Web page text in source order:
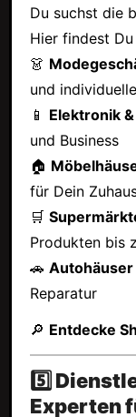
Du suchst die
Hier findest
👗
und
📱 Elektronik
und Business
🏠
für Dein
🛒
Produkten bis
🚗
Reparatur
🔎 Entdecke
5️⃣
Experten